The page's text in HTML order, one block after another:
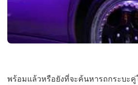
พร้อมแล้วหรือยังที่จะค้นหารถกระบะ